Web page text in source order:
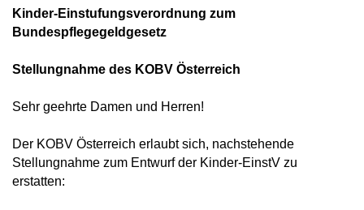
Kinder-Einstufungsverordnung zum
Bundespflegegeldgesetz
Stellungnahme des KOBV Österreich
Sehr geehrte Damen und Herren!
Der KOBV Österreich erlaubt sich, nachstehende
Stellungnahme zum Entwurf der Kinder-EinstV zu
erstatten: